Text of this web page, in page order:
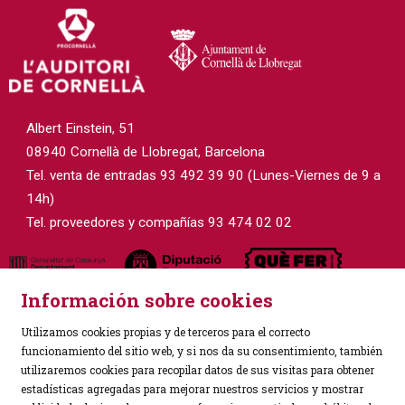
Albert Einstein, 51
08940 Cornellà de Llobregat, Barcelona
Tel. venta de entradas 93 492 39 90 (Lunes-Viernes de 9 a
14h)
Tel. proveedores y compañías 93 474 02 02
Sitemap | Aviso Legal | Política de Privacidad |
Información sobre cookies
Utilizamos cookies propias y de terceros para el correcto
funcionamiento del sitio web, y si nos da su consentimiento, también
utilizaremos cookies para recopilar datos de sus visitas para obtener
estadísticas agregadas para mejorar nuestros servicios y mostrar